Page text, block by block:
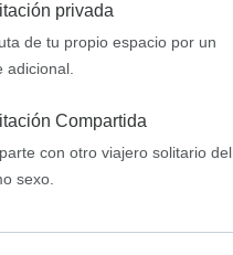
privada
de tu propio espacio por un
adicional.
Compartida
con otro viajero solitario del
sexo.